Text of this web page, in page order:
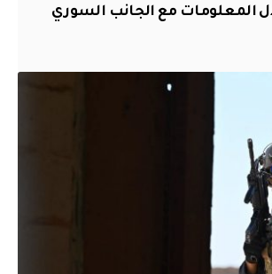
المعلومات مع الجانب السوري